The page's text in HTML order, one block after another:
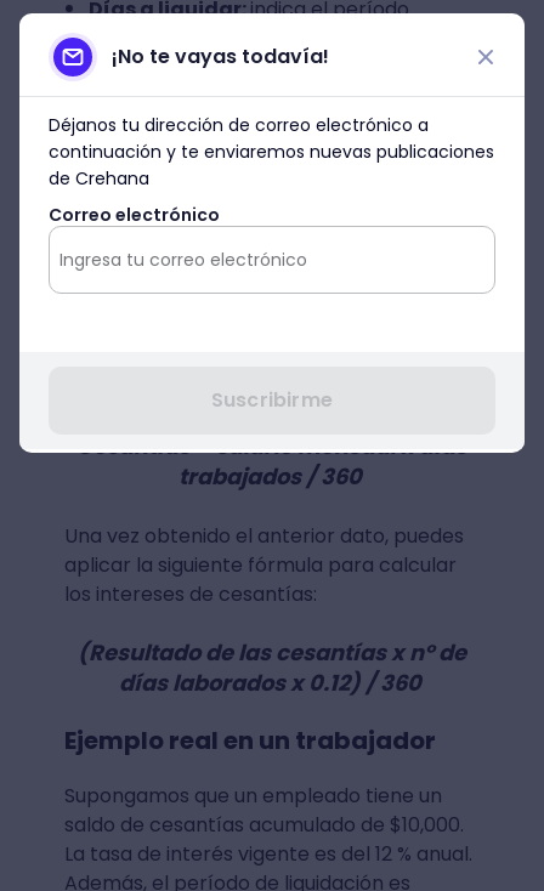
Días a liquidar:indica el período
transcurrido desde el último corte y
cálculo de intereses.
Tasa de interés: es el porcentaje
utilizado para el cálculo, generalmente
del 12 % o 0.12.
laborables en el año.
la siguiente fórmula:
Cesantías = salario mensual x días
trabajados / 360
Una vez obtenido el anterior dato, puedes
aplicar la siguiente fórmula para calcular
los intereses de cesantías:
(Resultado de las cesantías x n° de
días laborados x 0.12) / 360
Ejemplo real en un trabajador
Supongamos que un empleado tiene un
saldo de cesantías acumulado de $10,000.
La tasa de interés vigente es del 12 % anual.
Además, el período de liquidación es
¡No te vayas todavía!
Déjanos tu dirección de correo electrónico a
continuación y te enviaremos nuevas publicaciones
de Crehana
Correo electrónico
Suscribirme